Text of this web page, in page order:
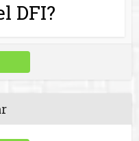
consejos y
cómo aumentar la
considerar al invertir